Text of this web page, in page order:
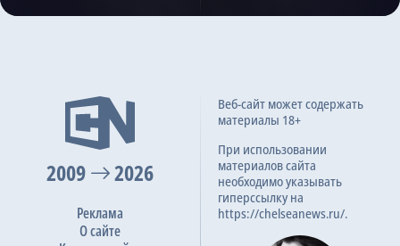
2009 2026
Реклама
О сайте
Веб-сайт может содержать
материалы 18+
При использовании
материалов сайта
необходимо указывать
гиперссылку на
https://chelseanews.ru/.